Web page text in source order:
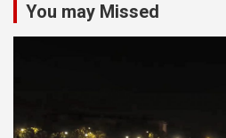
You may Missed